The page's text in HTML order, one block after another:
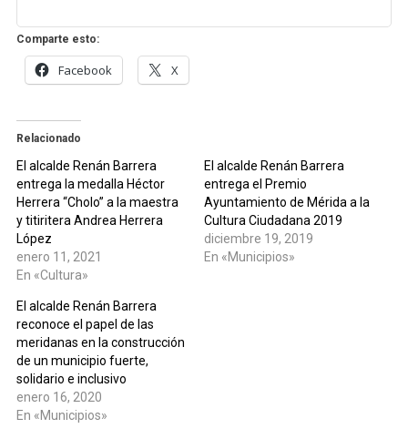
Comparte esto:
Facebook X
Relacionado
El alcalde Renán Barrera
entrega la medalla Héctor
Herrera “Cholo” a la maestra
y titiritera Andrea Herrera
López
enero 11, 2021
En «Cultura»
El alcalde Renán Barrera
entrega el Premio
Ayuntamiento de Mérida a la
Cultura Ciudadana 2019
diciembre 19, 2019
En «Municipios»
El alcalde Renán Barrera
reconoce el papel de las
meridanas en la construcción
de un municipio fuerte,
solidario e inclusivo
enero 16, 2020
En «Municipios»